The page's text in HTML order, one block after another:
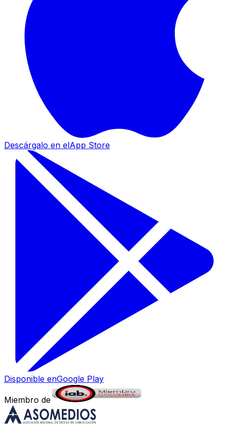
Descárgalo en elApp Store
Disponible enGoogle Play
Miembro de